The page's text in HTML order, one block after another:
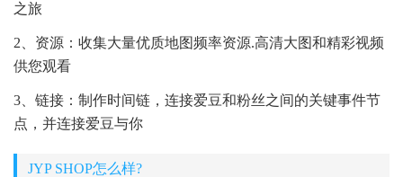
之旅
2、资源：收集大量优质地图频率资源.高清大图和精彩视频
供您观看
3、链接：制作时间链，连接爱豆和粉丝之间的关键事件节
点，并连接爱豆与你
JYP SHOP怎么样?